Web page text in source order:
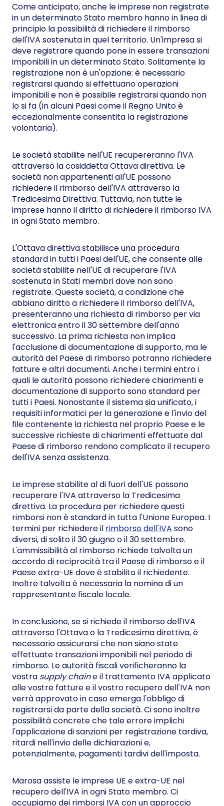
Come anticipato, anche le imprese non registrate
in un determinato Stato membro hanno in linea di
principio la possibilità di richiedere il rimborso
dell'IVA sostenuta in quel territorio. Un'impresa si
deve registrare quando pone in essere transazioni
imponibili in un determinato Stato. Solitamente la
registrazione non è un'opzione: è necessario
registrarsi quando si effettuano operazioni
imponibili e non è possibile registrarsi quando non
lo si fa (in alcuni Paesi come il Regno Unito è
eccezionalmente consentita la registrazione
volontaria).
Le società stabilite nell'UE recupereranno l'IVA
attraverso la cosiddetta Ottava direttiva. Le
società non appartenenti all'UE possono
richiedere il rimborso dell'IVA attraverso la
Tredicesima Direttiva. Tuttavia, non tutte le
imprese hanno il diritto di richiedere il rimborso IVA
in ogni Stato membro.
L'Ottava direttiva stabilisce una procedura
standard in tutti i Paesi dell'UE, che consente alle
società stabilite nell'UE di recuperare l'IVA
sostenuta in Stati membri dove non sono
registrate. Queste società, a condizione che
abbiano diritto a richiedere il rimborso dell'IVA,
presenteranno una richiesta di rimborso per via
elettronica entro il 30 settembre dell'anno
successivo. La prima richiesta non implica
l'acclusione di documentazione di supporto, ma le
autorità del Paese di rimborso potranno richiedere
fatture e altri documenti. Anche i termini entro i
quali le autorità possono richiedere chiarimenti e
documentazione di supporto sono standard per
tutti i Paesi. Nonostante il sistema sia unificato, i
requisiti informatici per la generazione e l'invio del
file contenente la richiesta nel proprio Paese e le
successive richieste di chiarimenti effettuate dal
Paese di rimborso rendono complicato il recupero
dell'IVA senza assistenza.
Le imprese stabilite al di fuori dell'UE possono
recuperare l'IVA attraverso la Tredicesima
direttiva. La procedura per richiedere questi
rimborsi non è standard in tutta l'Unione Europea. I
termini per richiedere il rimborso dell'IVA sono
diversi, di solito il 30 giugno o il 30 settembre.
L'ammissibilità al rimborso richiede talvolta un
accordo di reciprocità tra il Paese di rimborso e il
Paese extra-UE dove è stabilito il richiedente.
Inoltre talvolta è necessaria la nomina di un
rappresentante fiscale locale.
In conclusione, se si richiede il rimborso dell'IVA
attraverso l'Ottava o la Tredicesima direttiva, è
necessario assicurarsi che non siano state
effettuate transazioni imponibili nel periodo di
rimborso. Le autorità fiscali verificheranno la
vostra supply chaine il trattamento IVA applicato
alle vostre fatture e il vostro recupero dell'IVA non
verrà approvato in caso emerga l'obbligo di
registrarsi da parte della società. Ci sono inoltre
possibilità concrete che tale errore implichi
l'applicazione di sanzioni per registrazione tardiva,
ritardi nell'invio delle dichiarazioni e,
potenzialmente, pagamenti tardivi dell'imposta.
Marosa assiste le imprese UE e extra-UE nel
recupero dell'IVA in ogni Stato membro. Ci
occupiamo dei rimborsi IVA con un approccio